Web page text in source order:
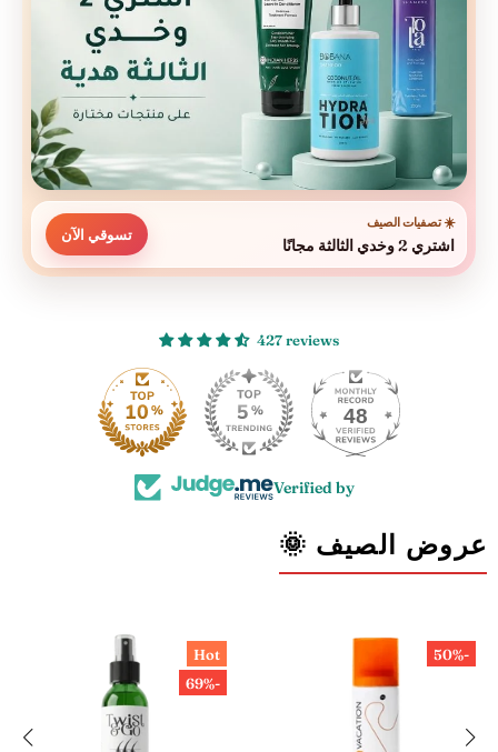
☀️ تصفيات الصيف
اشتري 2 وخدي الثالثة مجانًا
تسوقي الآن
427 reviews
48
Verified by
عروض الصيف 🌞
-50%
Hot
-69%